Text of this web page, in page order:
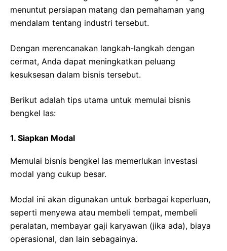
menuntut persiapan matang dan pemahaman yang
mendalam tentang industri tersebut.
Dengan merencanakan langkah-langkah dengan
cermat, Anda dapat meningkatkan peluang
kesuksesan dalam bisnis tersebut.
Berikut adalah tips utama untuk memulai bisnis
bengkel las:
1. Siapkan Modal
Memulai bisnis bengkel las memerlukan investasi
modal yang cukup besar.
Modal ini akan digunakan untuk berbagai keperluan,
seperti menyewa atau membeli tempat, membeli
peralatan, membayar gaji karyawan (jika ada), biaya
operasional, dan lain sebagainya.